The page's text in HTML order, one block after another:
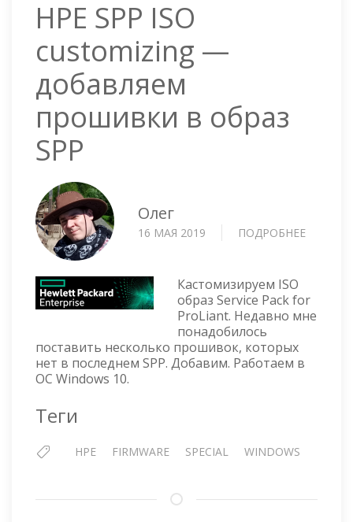
HPE SPP ISO
customizing —
добавляем
прошивки в образ
SPP
Олег
16 МАЯ 2019 ПОДРОБНЕЕ
—
Кастомизируем ISO
образ Service Pack for
ProLiant. Недавно мне
понадобилось
поставить несколько прошивок, которых
нет в последнем SPP. Добавим. Работаем в
ОС Windows 10.
Теги
HPE FIRMWARE SPECIAL WINDOWS